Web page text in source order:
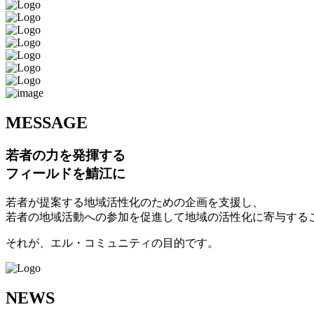
MESSAGE
若者の力を発揮する
フィールドを鯖江に
若者が提案する地域活性化のための企画を支援し、
若者の地域活動への参加を促進して地域の活性化に寄与する
それが、エル・コミュニティの目的です。
NEWS